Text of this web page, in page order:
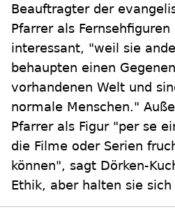
Beauftragter der
Pfarrer als
interessant, "weil sie
behaupten einen
vorhandenen Welt und
normale Menschen."
Pfarrer als Figur "per se
die Filme oder Serien
können", sagt Dörken-
Ethik, aber halten sie